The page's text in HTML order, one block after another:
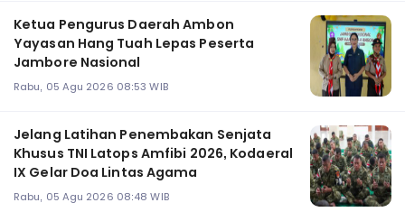
Ketua Pengurus Daerah Ambon
Yayasan Hang Tuah Lepas Peserta
Jambore Nasional
Rabu, 05 Agu 2026 08:53 WIB
Jelang Latihan Penembakan Senjata
Khusus TNI Latops Amfibi 2026, Kodaeral
IX Gelar Doa Lintas Agama
Rabu, 05 Agu 2026 08:48 WIB